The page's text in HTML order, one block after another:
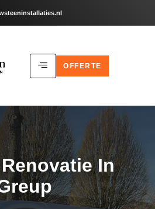
OFFERTE
In